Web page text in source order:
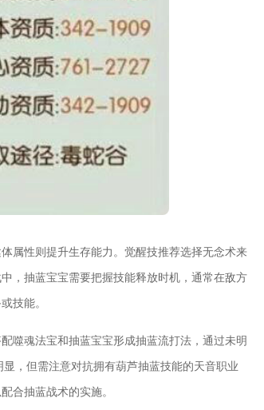
属性则提升生存能力。觉醒技推荐选择无念术来
，抽蓝宝宝需要把握技能释放时机，通常在敌方
技能。
噬魂法宝和抽蓝宝宝形成抽蓝流打法，通过未明
，但需注意对抗拥有葫芦抽蓝技能的天音职业
合抽蓝战术的实施。